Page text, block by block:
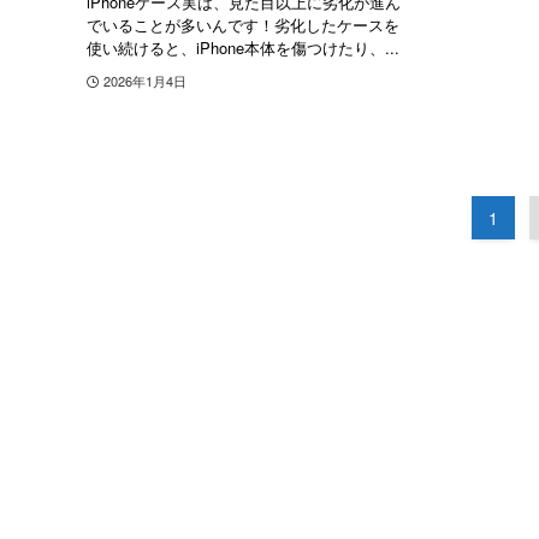
でいることが多いんです！劣化したケースを
使い続けると、iPhone本体を傷つけたり、...
2026年1月4日
1